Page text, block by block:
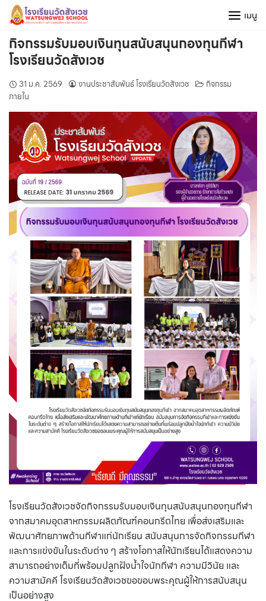
Skip
content
เมนู
กิจกรรมรับมอบเงินทุนสนับสนุนกองทุนกีฬา
โรงเรียนวัดสังเวช
31 ม.ค. 2569 งานประชาสัมพันธ์ โรงเรียนวัดสังเวช
กิจกรรม
ภายใน
โรงเรียนวัดสังเวชจัดกิจกรรมรับมอบเงินทุนสนับสนุนกองทุนกีฬา
จากสมาคมอุตสาหกรรมผลิตภัณฑ์คอนกรีตไทย เพื่อส่งเสริมและ
พัฒนาศักยภาพด้านกีฬาแก่นักเรียน สนับสนุนการจัดกิจกรรมกีฬา
และการแข่งขันในระดับต่าง ๆ สร้างโอกาสให้นักเรียนได้แสดงความ
สามารถอย่างเต็มที่พร้อมปลูกฝังน้ำใจนักกีฬา ความมีวินัย และ
ความสามัคคี โรงเรียนวัดสังเวชขอขอบพระคุณผู้ให้การสนับสนุน
เป็นอย่างสูง